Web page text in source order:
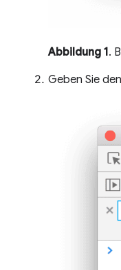
Abbildung 1.
Geben Sie